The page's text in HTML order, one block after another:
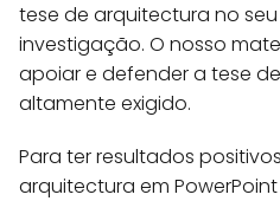
tese de arquitectura no
investigação. O nosso
apoiar e defender a tese
altamente exigido.
Para ter resultados
arquitectura em